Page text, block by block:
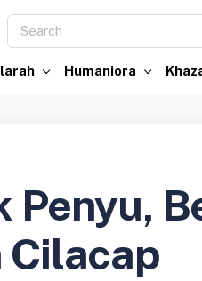
Humaniora
Penyu,